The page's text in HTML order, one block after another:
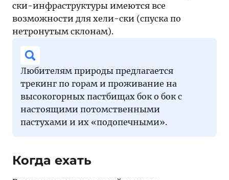
ски-инфраструктуры имеются все
возможности для хели-ски (спуска по
нетронутым склонам).
Любителям природы предлагается
трекинг по горам и проживание на
высокогорных пастбищах бок о бок с
настоящими потомственными
пастухами и их «подопечными».
Когда ехать